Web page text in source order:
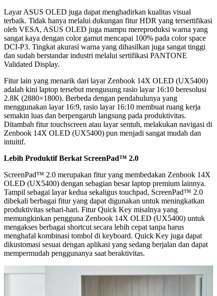
Layar ASUS OLED juga dapat menghadirkan kualitas visual
terbaik. Tidak hanya melalui dukungan fitur HDR yang tersertifikasi
oleh VESA, ASUS OLED juga mampu mereproduksi warna yang
sangat kaya dengan color gamut mencapai 100% pada color space
DCI-P3. Tingkat akurasi warna yang dihasilkan juga sangat tinggi
dan sudah berstandar industri melalui sertifikasi PANTONE
Validated Display.
Fitur lain yang menarik dari layar Zenbook 14X OLED (UX5400)
adalah kini laptop tersebut mengusung rasio layar 16:10 beresolusi
2.8K (2880×1800). Berbeda dengan pendahulunya yang
menggunakan layar 16:9, rasio layar 16:10 membuat ruang kerja
semakin luas dan berpengaruh langsung pada produktivitas.
Ditambah fitur touchscreen atau layar sentuh, melakukan navigasi di
Zenbook 14X OLED (UX5400) pun menjadi sangat mudah dan
intuitif.
Lebih ProduktifBerkat ScreenPad™ 2.0
ScreenPad™ 2.0 merupakan fitur yang membedakan Zenbook 14X
OLED (UX5400) dengan sebagian besar laptop premium lainnya.
Tampil sebagai layar kedua sekaligus touchpad, ScreenPad™ 2.0
dibekali berbagai fitur yang dapat digunakan untuk meningkatkan
produktivitas sehari-hari. Fitur Quick Key misalnya yang
memungkinkan pengguna Zenbook 14X OLED (UX5400) untuk
mengakses berbagai shortcut secara lebih cepat tanpa harus
menghafal kombinasi tombol di keyboard. Quick Key juga dapat
dikustomasi sesuai dengan aplikasi yang sedang berjalan dan dapat
mempermudah penggunanya saat beraktivitas.